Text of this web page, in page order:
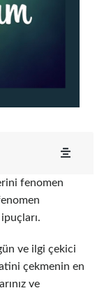
fenomen
ve ilgi çekici
çekmenin en
ve